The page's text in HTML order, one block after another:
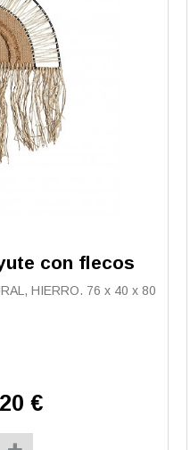
con flecos
HIERRO. 76 x 40 x 80
€